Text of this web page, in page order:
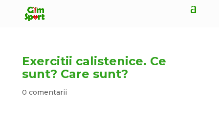
Exercitii calistenice. Ce
sunt? Care sunt?
0 comentarii